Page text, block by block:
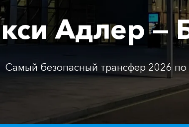
Адлер —
Самый безопасный трансфер 2026